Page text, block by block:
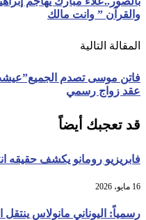
والقرآن ” وانت مالك
المقالة التالية
عقد زواج رسمي
قد تعجبك أيضاً
فابريزيو رومانو يكشف حقيقه
16 مايو، 2026
رسمياً: اليوناني مانولاس